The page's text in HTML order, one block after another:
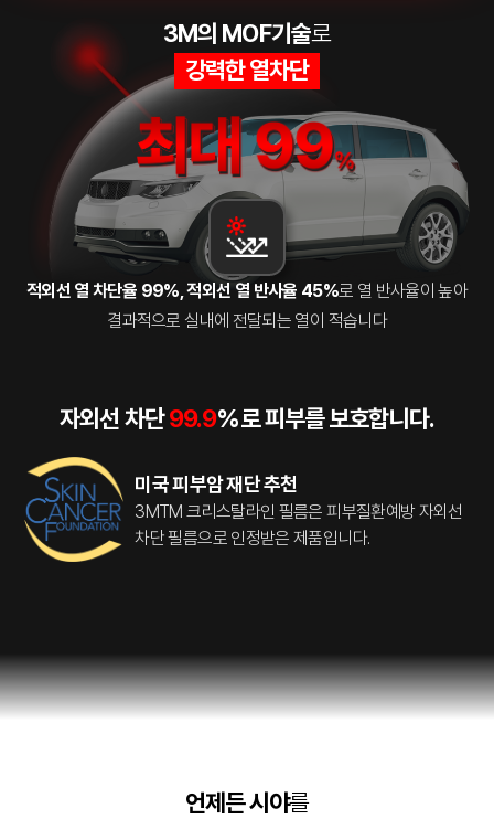
3M의 MOF기술로
강력한 열차단
적외선 열 차단율 99%, 적외선 열 반사율 45%로 열 반사율이 높아
결과적으로 실내에 전달되는 열이 적습니다
자외선 차단99.9%로피부를 보호합니다.
미국 피부암 재단 추천
3MTM 크리스탈라인 필름은 피부질환예방 자외선
차단 필름으로 인정받은 제품입니다.
언제든 시야를